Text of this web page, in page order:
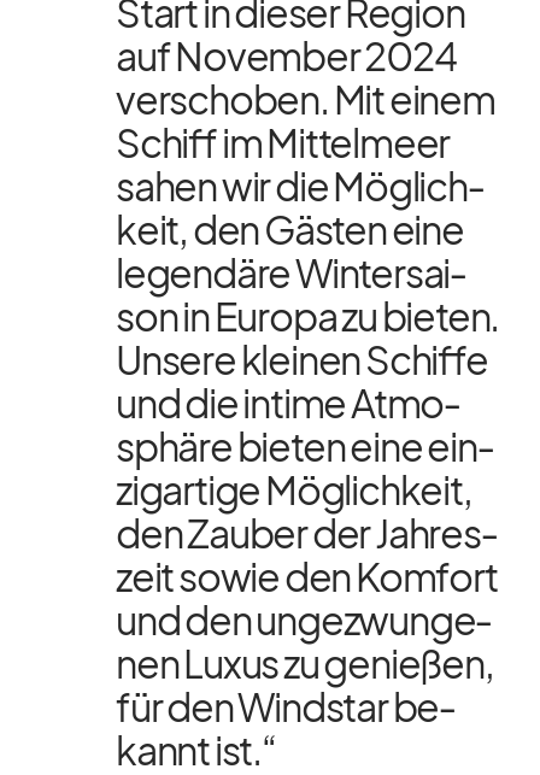
Start in die­ser Re­gion
auf No­vem­ber 2024
ver­scho­ben. Mit ei­nem
Schiff im Mit­tel­meer
sa­hen wir die Mög­lich­
keit, den Gäs­ten eine
le­gen­däre Win­ter­sai­
son in Eu­ropa zu bie­ten.
Un­sere klei­nen Schiffe
und die in­time At­mo­
sphäre bie­ten eine ein­
zig­ar­tige Mög­lich­keit,
den Zau­ber der Jah­res­
zeit so­wie den Kom­fort
und den un­ge­zwun­ge­
nen Lu­xus zu ge­nie­ßen,
für den Wind­star be­
kannt ist.“